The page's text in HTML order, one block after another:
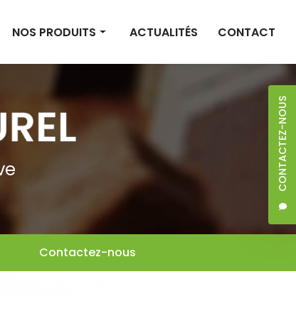
CONTACTEZ-NOUS
NOS PRODUITS
Isolation
Décoration
Entretien et santé
ACTUALITÉS CONTACT
Contactez-nous